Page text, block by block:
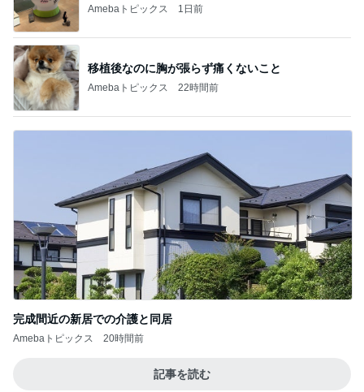
Amebaトピックス 1日前
移植後なのに胸が張らず痛くないこと
Amebaトピックス 22時間前
完成間近の新居での介護と同居
Amebaトピックス 20時間前
記事を読む